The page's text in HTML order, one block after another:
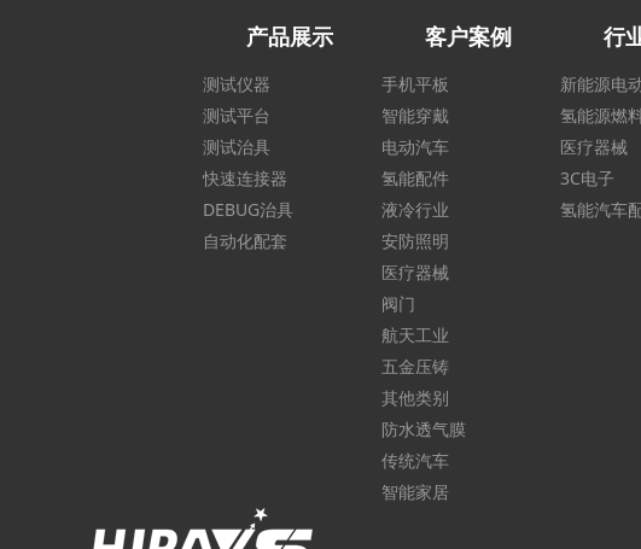
产品展示
测试仪器
测试平台
测试治具
快速连接器
DEBUG治具
自动化配套
客户案例
手机平板
智能穿戴
电动汽车
氢能配件
液冷行业
安防照明
医疗器械
阀门
航天工业
五金压铸
其他类别
防水透气膜
传统汽车
智能家居
行
新能源电
氢能源燃
医疗器械
3C电子
氢能汽车